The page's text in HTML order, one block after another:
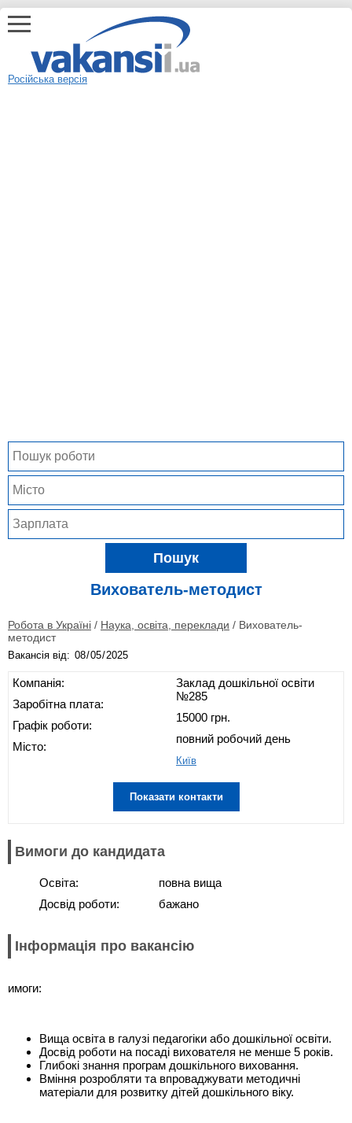
Російська версія
Пошук
Вихователь-методист
Робота в Україні / Наука, освіта, переклади / Вихователь-
методист
Вакансія від:
Компанія:
Заробітна плата:
Графік роботи:
Місто:
Заклад дошкільної освіти
№285
15000 грн.
повний робочий день
Київ
Показати контакти
Вимоги до кандидата
Освіта:
Досвід роботи:
повна вища
бажано
Інформація про вакансію
имоги:
Вища освіта в галузі педагогіки або дошкільної освіти.
Досвід роботи на посаді вихователя не менше 5 років.
Глибокі знання програм дошкільного виховання.
Вміння розробляти та впроваджувати методичні
матеріали для розвитку дітей дошкільного віку.